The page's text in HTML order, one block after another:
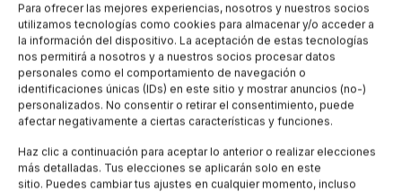
Para ofrecer las mejores experiencias, nosotros y nuestros socios
utilizamos tecnologías como cookies para almacenar y/o acceder a
la información del dispositivo. La aceptación de estas tecnologías
nos permitirá a nosotros y a nuestros socios procesar datos
personales como el comportamiento de navegación o
identificaciones únicas (IDs) en este sitio y mostrar anuncios (no-)
personalizados. No consentir o retirar el consentimiento, puede
afectar negativamente a ciertas características y funciones.
Haz clic a continuación para aceptar lo anterior o realizar elecciones
más detalladas. Tus elecciones se aplicarán solo en este
sitio. Puedes cambiar tus ajustes en cualquier momento, incluso
Iscriviti